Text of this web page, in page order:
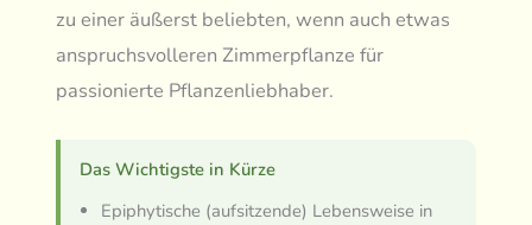
zu einer äußerst beliebten, wenn auch etwas
anspruchsvolleren Zimmerpflanze für
passionierte Pflanzenliebhaber.
Das Wichtigste in Kürze
Epiphytische (aufsitzende) Lebensweise in